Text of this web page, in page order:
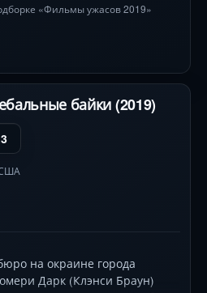
как детские травмы
а спасение кроется в
«Фильмы ужасов 2019»
байки (2019)
на окраине города
Дарк (Клэнси Браун)